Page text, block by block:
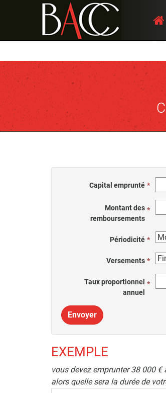
Capital emprunté
Montant des
remboursements
Périodicité
Versements
Taux proportionnel
annuel
Envoyer
EXEMPLE
vous devez emprunter 38 000
alors quelle sera la durée de